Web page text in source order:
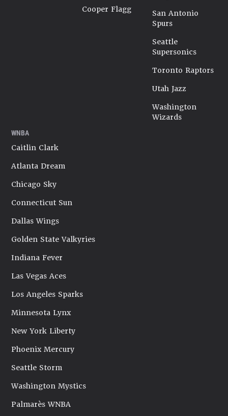
Cooper Flagg
San Antonio
Spurs
Seattle
Supersonics
Toronto Raptors
Utah Jazz
Washington
Wizards
WNBA
Caitlin Clark
Atlanta Dream
Chicago Sky
Connecticut Sun
Dallas Wings
Golden State Valkyries
Indiana Fever
Las Vegas Aces
Los Angeles Sparks
Minnesota Lynx
New York Liberty
Phoenix Mercury
Seattle Storm
Washington Mystics
Palmarès WNBA